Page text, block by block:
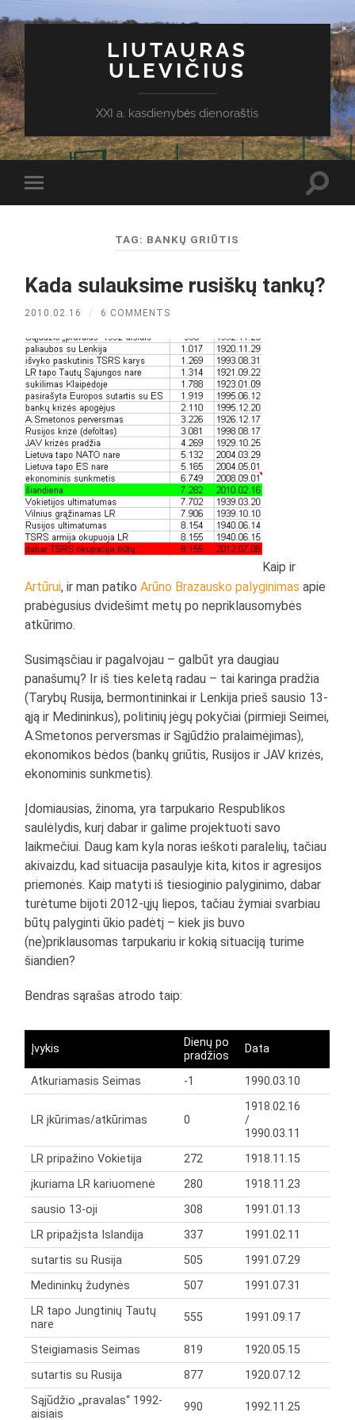
LIUTAURAS
ULEVIČIUS
XXI a. kasdienybės dienoraštis
Toggle
mobile
TAG: BANKŲ GRIŪTIS
Kada sulauksime rusiškų tankų?
2010.02.16 / 6 COMMENTS
Kaip ir
Artūrui, ir man patikoArūno Brazausko palyginimas apie
prabėgusius dvidešimt metų po nepriklausomybės
atkūrimo.
Susimąsčiau ir pagalvojau – galbūt yra daugiau
panašumų? Ir iš ties keletą radau – tai karinga pradžia
(Tarybų Rusija, bermontininkai ir Lenkija prieš sausio 13-
ąją ir Medininkus), politinių jėgų pokyčiai (pirmieji Seimei,
A.Smetonos perversmas ir Sąjūdžio pralaimėjimas),
ekonomikos bėdos (bankų griūtis, Rusijos ir JAV krizės,
ekonominis sunkmetis).
Įdomiausias, žinoma, yra tarpukario Respublikos
saulėlydis, kurį dabar ir galime projektuoti savo
laikmečiui. Daug kam kyla noras ieškoti paralelių, tačiau
akivaizdu, kad situacija pasaulyje kita, kitos ir agresijos
priemonės. Kaip matyti iš tiesioginio palyginimo, dabar
turėtume bijoti 2012-ųjų liepos, tačiau žymiai svarbiau
būtų palyginti ūkio padėtį – kiek jis buvo
(ne)priklausomas tarpukariu ir kokią situaciją turime
šiandien?
Bendras sąrašas atrodo taip:
Įvykis
Dienų po
pradžios
Data
Atkuriamasis Seimas -1 1990.03.10
LR įkūrimas/atkūrimas 0
1918.02.16
/
1990.03.11
LR pripažino Vokietija
272
1918.11.15
įkuriama LR kariuomenė
280
1918.11.23
sausio 13-oji
308
1991.01.13
LR pripažįsta Islandija
337
1991.02.11
sutartis su Rusija
505
1991.07.29
Medininkų žudynės
507
1991.07.31
LR tapo Jungtinių Tautų
nare
555 1991.09.17
Steigiamasis Seimas 819
1920.05.15
sutartis su Rusija
877
1920.07.12
Sąjūdžio „pravalas“ 1992-
aisiais
990 1992.11.25